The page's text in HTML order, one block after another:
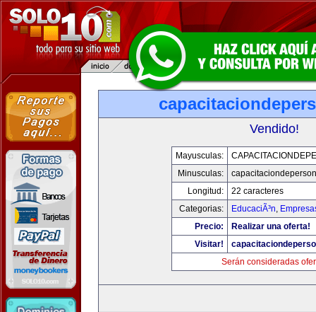
Vendido!
Mayusculas:
Minusculas:
Longitud:
22 caracteres
Categorias:
EducaciÃ³n,
Precio:
Realizar una oferta!
Visitar!
Serán consideradas